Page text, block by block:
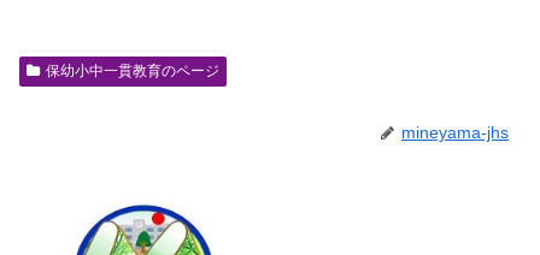
保幼小中一貫教育のページ
mineyama-jhs